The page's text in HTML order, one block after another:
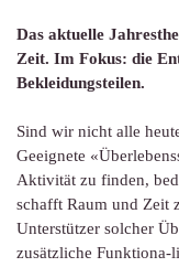
Das aktuelle
Zeit. Im Fokus: die
Bekleidungsteilen.
Sind wir nicht alle
Geeignete
Aktivität zu finden,
schafft Raum und Zeit
Unterstützer solcher
zusätzliche Funktiona-